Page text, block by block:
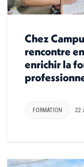
Chez
rencontre
enrichir la
FORMATION 22